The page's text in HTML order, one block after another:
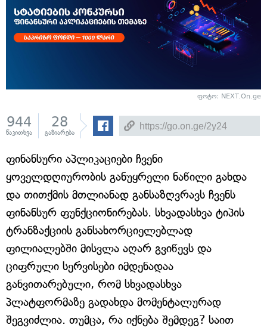
ფოტო: NEXT.On.ge
944
წაკითხვა
28
გაზიარება
ფინანსური აპლიკაციები ჩვენი
ყოველდღიურობის განუყრელი ნაწილი გახდა
და თითქმის მთლიანად განსაზღვრავს ჩვენს
ფინანსურ ფუნქციონირებას. სხვადასხვა ტიპის
ტრანზაქციის განსახორციელებლად
ფილიალებში მისვლა აღარ გვიწევს და
ციფრული სერვისები იმდენადაა
განვითარებული, რომ სხვადასხვა
პლატფორმაზე გადახდა მომენტალურად
შეგვიძლია. თუმცა, რა იქნება შემდეგ? საით